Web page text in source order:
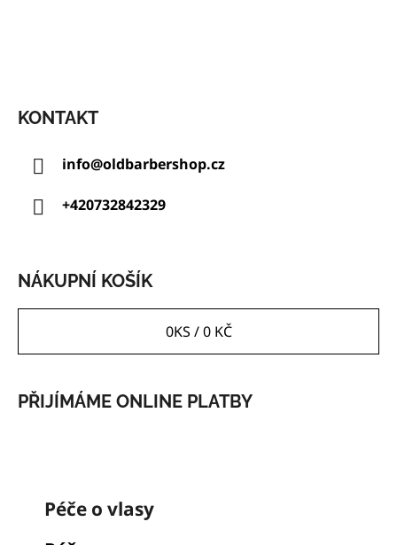
KONTAKT
info@oldbarbershop.cz
+420732842329
NÁKUPNÍ KOŠÍK
0KS /0 KČ
PŘIJÍMÁME ONLINE PLATBY
Péče o vlasy